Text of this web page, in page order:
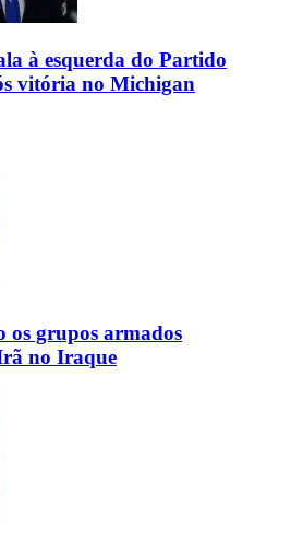
à esquerda do Partido
vitória no Michigan
os grupos armados
no Iraque